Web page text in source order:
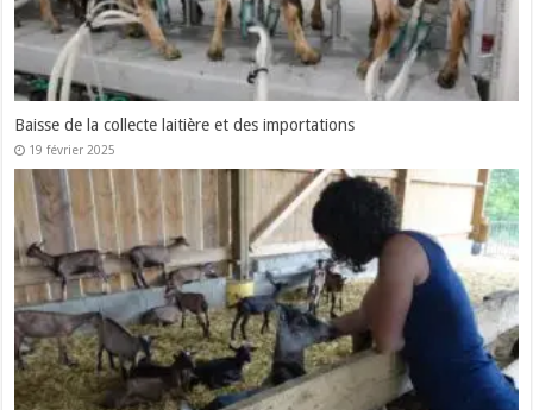
Baisse de la collecte laitière et des importations
19 février 2025